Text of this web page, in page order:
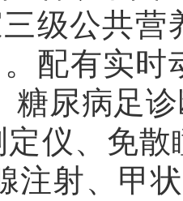
级公共营
配有实时
糖尿病足
定仪、免
注射、甲